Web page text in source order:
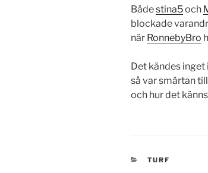
Bådestina5och
blockade
när RonnebyBro
Det kändes inget
så var smärtan
och hur det
KATEGORIER
TURF